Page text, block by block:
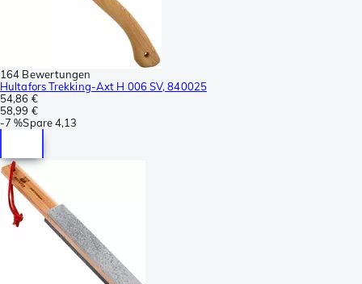
164 Bewertungen
Hultafors Trekking-Axt H 006 SV, 840025
54,86 €
58,99 €
-7 %Spare4,13